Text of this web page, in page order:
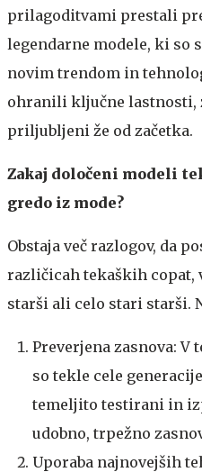
prilagoditvami prestali
legendarne modele, ki so
novim trendom in
ohranili ključne lastnosti,
priljubljeni že od začetka.
Zakaj določeni modeli
gredo iz mode?
Obstaja več razlogov, da
različicah tekaških
starši ali celo stari starši.
Preverjena zasnova:
so tekle cele
temeljito testirani in
udobno, trpežno
Uporaba najnovejših